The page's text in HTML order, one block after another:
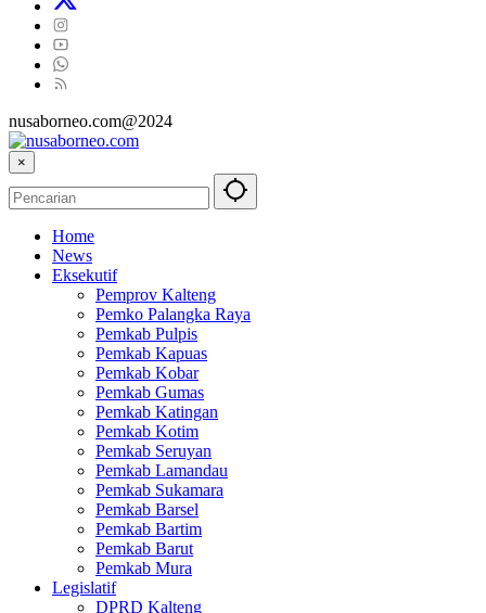
nusaborneo.com@2024
×
Home
News
Eksekutif
Pemprov Kalteng
Pemko Palangka Raya
Pemkab Pulpis
Pemkab Kapuas
Pemkab Kobar
Pemkab Gumas
Pemkab Katingan
Pemkab Kotim
Pemkab Seruyan
Pemkab Lamandau
Pemkab Sukamara
Pemkab Barsel
Pemkab Bartim
Pemkab Barut
Pemkab Mura
Legislatif
DPRD Kalteng